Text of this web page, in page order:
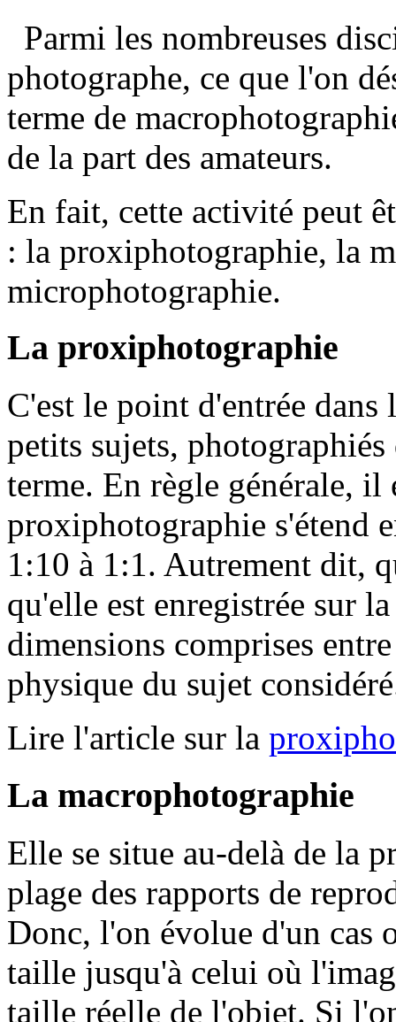
Parmi les nombreuses
photographe, ce que l'on
terme de
de la part des amateurs.
En fait, cette activité peut
: la proxiphotographie, la
microphotographie.
La proxiphotographie
C'est le point d'entrée dans
petits sujets,
terme. En règle générale, il
proxiphotographie s'étend
1:10 à 1:1. Autrement dit,
qu'elle est enregistrée sur
dimensions comprises
physique du sujet
Lire l'article sur la
La macrophotographie
Elle se situe au-delà de la
plage des rapports de
Donc, l'on évolue d'un cas
taille jusqu'à celui où
taille réelle de l'objet. Si